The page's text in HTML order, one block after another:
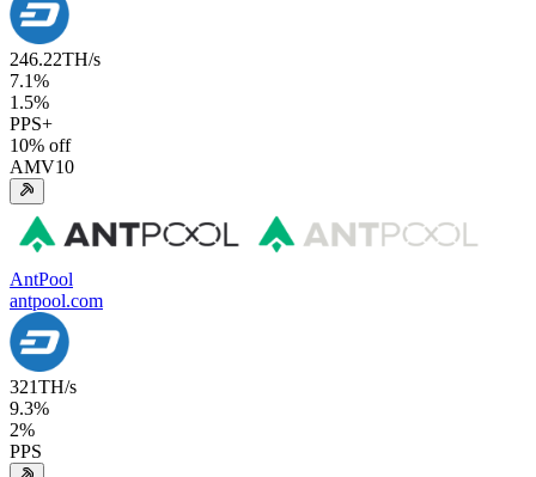
246.22TH/s
7.1%
1.5%
PPS+
10% off
AMV10
AntPool
antpool.com
321TH/s
9.3%
2%
PPS